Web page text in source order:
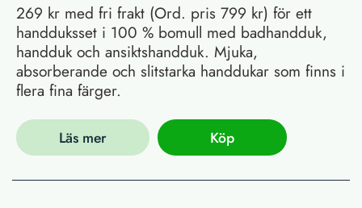
269 kr med fri frakt (Ord. pris 799 kr) för ett
handduksset i 100 % bomull med badhandduk,
handduk och ansiktshandduk. Mjuka,
absorberande och slitstarka handdukar som finns i
flera fina färger.
Läs mer Köp